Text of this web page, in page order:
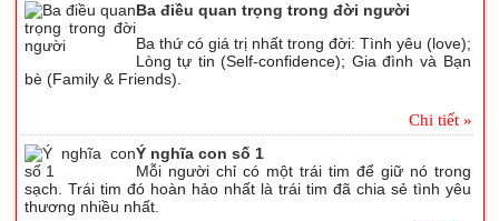
Ba điều quan trọng trong đời người
Ba thứ có giá trị nhất trong đời: Tình yêu (love);
Lòng tự tin (Self-confidence); Gia đình và Bạn
bè (Family & Friends).
Chi tiết »
Ý nghĩa con số 1
Mỗi người chỉ có một trái tim để giữ nó trong
sạch. Trái tim đó hoàn hảo nhất là trái tim đã chia sẻ tình yêu
thương nhiều nhất.